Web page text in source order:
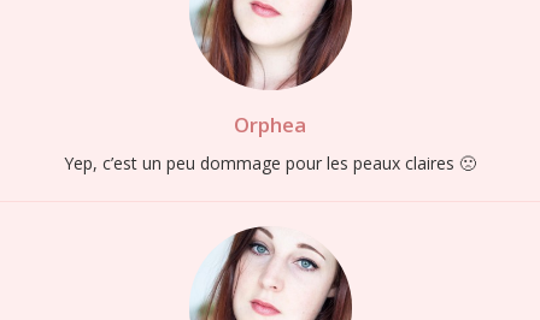
Orphea
Yep, c’est un peu dommage pour les peaux claires 🙁